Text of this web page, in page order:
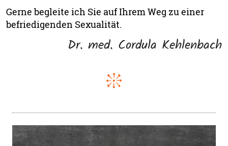
Gerne begleite ich Sie auf Ihrem Weg zu einer
befriedigenden Sexualität.
Dr. med. Cordula Kehlenbach